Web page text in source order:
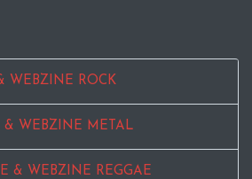
WEBZINE ROCK
& WEBZINE METAL
& WEBZINE REGGAE